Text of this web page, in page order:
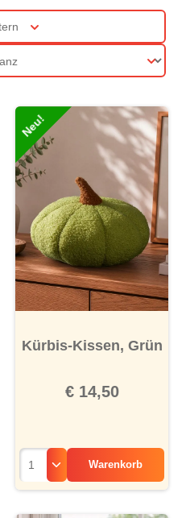
Neu!
Kürbis-Kissen, Grün
€ 14,50
Warenkorb